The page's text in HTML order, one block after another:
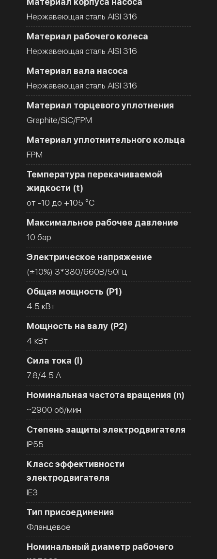
Нержавеющая сталь AISI 316
Материал рабочего колеса
Нержавеющая сталь AISI 316
Материал вала насоса
Нержавеющая сталь AISI 316
Материал торцевого уплотнения
Graphite/SiC/FPM
Материал уплотнительного кольца
FPM
Температура перекачиваемой
жидкости (t)
от -10 до +105 °C
Максимальное рабочее давление
10 бар
Электрическое напряжение
(±10%) 3*380/660В/50Гц
Общая мощность (Р1)
4.5 кВт
Мощность на валу (Р2)
4 кВт
Сила тока (I)
7.8/4.5 A
Номинальная частота вращения (n)
~2900 об/мин
Степень защиты электродвигателя
IP55
Класс эффективности
электродвигателя
IE3
Тип присоединения
Фланцевое
Номинальный диаметр рабочего